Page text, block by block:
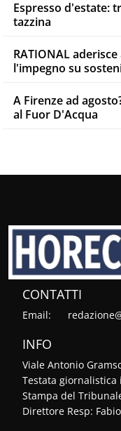
Espresso d'estate:
tazzina
RATIONAL
l'impegno su
A Firenze ad
al Fuor D'Acqua
CONTATTI
Email:
INFO
Viale Antonio
Testata giornalistica
Stampa del
Direttore Resp: